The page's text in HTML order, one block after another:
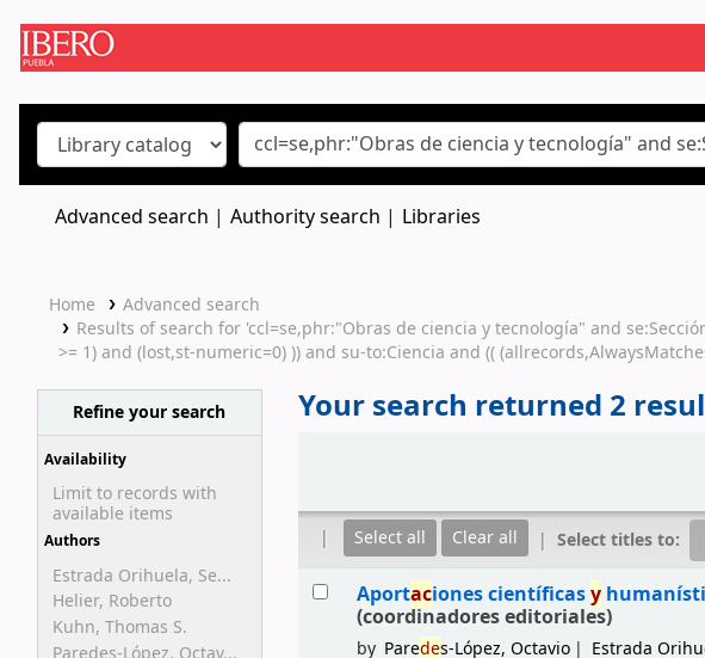
Advanced search Authority search Libraries
Home
Advanced search
Results of search for 'ccl=se,phr:"Obras de ciencia y tecnología" and
>= 1) and (lost,st-numeric=0) )) and su-to:Ciencia and ((
Refine your search
Availability
Limit to records with
available items
Authors
Estrada Orihuela, Se...
Helier, Roberto
Kuhn, Thomas S.
Your search returned 2
Select all
Clear all Select titles to:
Results
Aportaciones científicasy
(coordinadores editoriales)
by Paredes-López, Octavio Estrada